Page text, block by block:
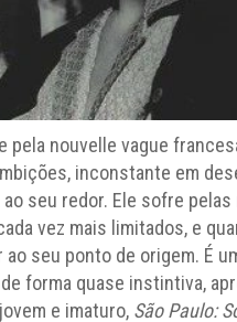
pela nouvelle vague
inconstante em
seu redor. Ele sofre
vez mais limitados, e
seu ponto de origem. É
forma quase instintiva,
e imaturo, São Paulo: